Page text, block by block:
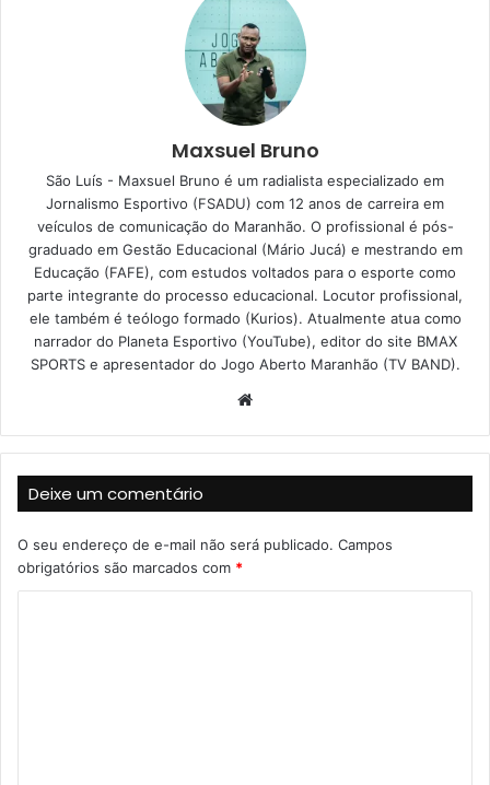
Maxsuel Bruno
São Luís - Maxsuel Bruno é um radialista especializado em
Jornalismo Esportivo (FSADU) com 12 anos de carreira em
veículos de comunicação do Maranhão. O profissional é pós-
graduado em Gestão Educacional (Mário Jucá) e mestrando em
Educação (FAFE), com estudos voltados para o esporte como
parte integrante do processo educacional. Locutor profissional,
ele também é teólogo formado (Kurios). Atualmente atua como
narrador do Planeta Esportivo (YouTube), editor do site BMAX
SPORTS e apresentador do Jogo Aberto Maranhão (TV BAND).
b
s
Deixe um comentário
O seu endereço de e-mail não será publicado. Campos
obrigatórios são marcados com *